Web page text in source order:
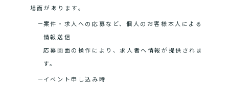
場面があります。
案件・求人への応募など、個人のお客様本人による
情報送信
応募画面の操作により、求人者へ情報が提供されま
す。
イベント申し込み時